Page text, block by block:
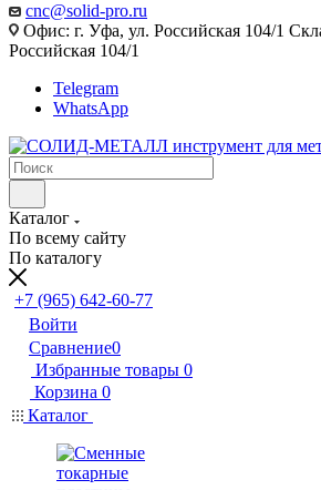
cnc@solid-pro.ru
Офис: г. Уфа, ул. Российская 104/1
Российская 104/1
Telegram
WhatsApp
Каталог
По всему сайту
По каталогу
+7 (965) 642-60-77
Войти
Сравнение0
Избранные товары 0
Корзина 0
Каталог